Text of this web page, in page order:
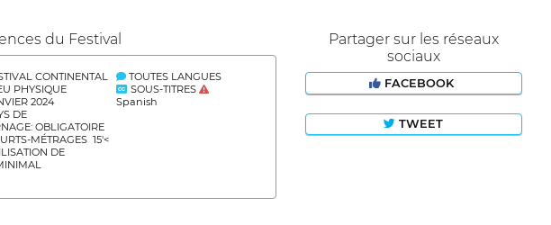
du Festival
CONTINENTAL
PHYSIQUE
2024
DE
OBLIGATOIRE
MÉTRAGES 15'<
DE
TOUTES LANGUES
SOUS-TITRES
Spanish
Partager sur les réseaux
sociaux
FACEBOOK
TWEET